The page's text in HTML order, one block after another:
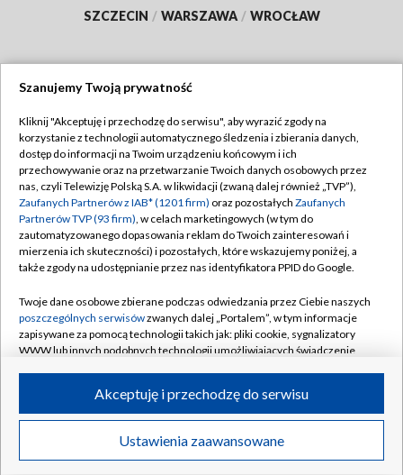
SZCZECIN / WARSZAWA / WROCŁAW
TVP
Abonament TVP
Emisja w TVP
Centrum informacji TVP
Naziemna Telewizja Cyfrowa
Rada Programowa
System NOS
Informacje o nadawcy
Program dla prasy
Ogłoszenie przetargowe
Regulamin TVP
Polityka prywatności
Moje zgody
Pomoc
Kontakt
Kanały
©2026 Telewizja Polska S.A. w likwidacji
Szanujemy Twoją prywatność
Kliknij "Akceptuję i przechodzę do serwisu", aby wyrazić zgody na
korzystanie z technologii automatycznego śledzenia i zbierania danych,
dostęp do informacji na Twoim urządzeniu końcowym i ich
przechowywanie oraz na przetwarzanie Twoich danych osobowych przez
nas, czyli Telewizję Polską S.A. w likwidacji (zwaną dalej również „TVP”),
Zaufanych Partnerów z IAB* (1201 firm) oraz pozostałych Zaufanych
Partnerów TVP (93 firm), w celach marketingowych (w tym do
zautomatyzowanego dopasowania reklam do Twoich zainteresowań i
mierzenia ich skuteczności) i pozostałych, które wskazujemy poniżej, a
także zgody na udostępnianie przez nas identyfikatora PPID do Google.
Twoje dane osobowe zbierane podczas odwiedzania przez Ciebie naszych
poszczególnych serwisówzwanych dalej „Portalem”, w tym informacje
zapisywane za pomocą technologii takich jak: pliki cookie, sygnalizatory
WWW lub innych podobnych technologii umożliwiających świadczenie
ruchu w Internecie.
Twoje dane osobowe zbierane podczas odwiedzania przez Ciebie
poszczególnych serwisówna Portalu, takie jak adresy IP, identyfikatory
Ustawienia zaawansowane
Akceptuję i przechodzę do serwisu